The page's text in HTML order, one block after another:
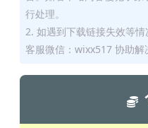
行处理。
2. 如遇到下载链接失效等
客服微信：wixx517 协助解